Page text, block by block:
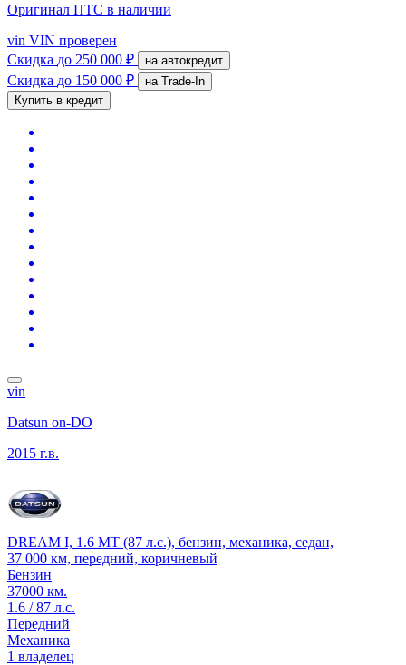
Оригинал ПТС в наличии
vin VIN проверен
Скидка до 250 000 ₽ на автокредит
Скидка до 150 000 ₽
на Trade-In
Купить в кредит
vin
Datsun on-DO
2015 г.в.
DREAM I, 1.6 MT (87 л.с.), бензин, механика, седан,
37 000 км, передний, коричневый
Бензин
37000 км.
1.6 / 87 л.с.
Передний
Механика
1 владелец